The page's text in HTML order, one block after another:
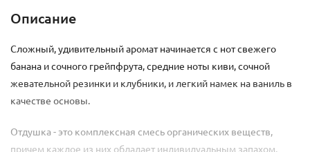
Описание
Сложный, удивительный аромат начинается с нот свежего
банана и сочного грейпфрута, средние ноты киви, сочной
жевательной резинки и клубники, и легкий намек на ваниль в
качестве основы.
Отдушка - это комплексная смесь органических веществ,
причем каждое из них обладает индивидуальным запахом,